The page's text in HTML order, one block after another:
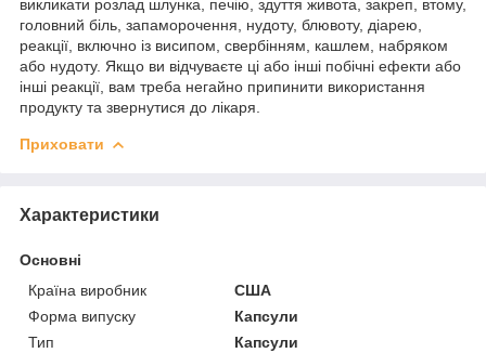
викликати розлад шлунка, печію, здуття живота, закреп, втому,
головний біль, запаморочення, нудоту, блювоту, діарею,
реакції, включно із висипом, свербінням, кашлем, набряком
або нудоту. Якщо ви відчуваєте ці або інші побічні ефекти або
інші реакції, вам треба негайно припинити використання
продукту та звернутися до лікаря.
Приховати
Характеристики
Основні
Країна виробник
США
Форма випуску
Капсули
Тип
Капсули